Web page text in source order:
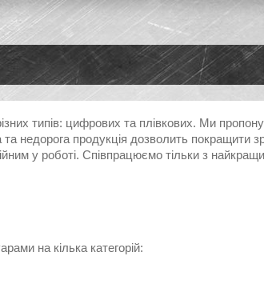
типів: цифрових та плівкових. Ми
недорога продукція дозволить покращити
у роботі. Співпрацюємо тільки з
на кілька категорій: